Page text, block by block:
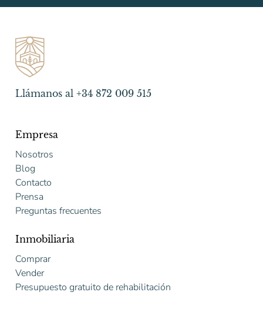
Llámanos al +34 872 009 515
Empresa
Nosotros
Blog
Contacto
Prensa
Preguntas frecuentes
Inmobiliaria
Comprar
Vender
Presupuesto gratuito de rehabilitación